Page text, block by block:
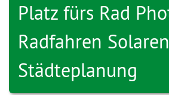
Platz fürs Rad
Radfahren
Städteplanung